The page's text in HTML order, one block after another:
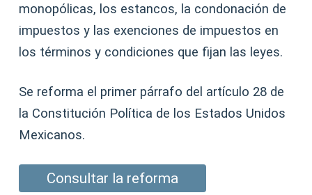
monopólicas, los estancos, la condonación de
impuestos y las exenciones de impuestos en
los términos y condiciones que fijan las leyes.
Se reforma el primer párrafo del artículo 28 de
la Constitución Política de los Estados Unidos
Mexicanos.
Consultar la reforma